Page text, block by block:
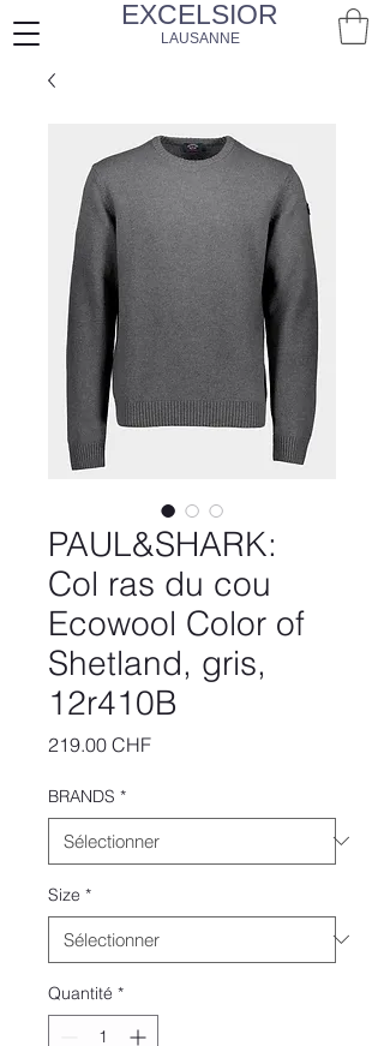
EXCELSIOR
LAUSANNE
PAUL&SHARK:
Col ras du cou
Ecowool Color of
Shetland, gris,
12r410B
219.00 CHFPrix
BRANDS *
Size *
Quantité *